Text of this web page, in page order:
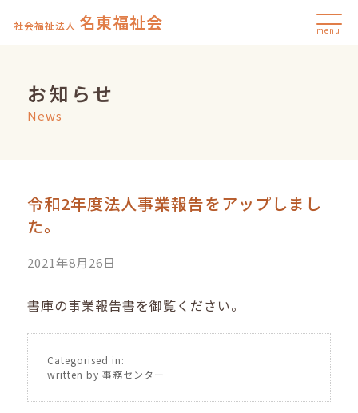
社会福祉法人 名東福祉会 menu
お知らせ
News
令和2年度法人事業報告をアップしまし
た。
2021年8月26日
書庫の事業報告書を御覧ください。
Categorised in:
written by 事務センター